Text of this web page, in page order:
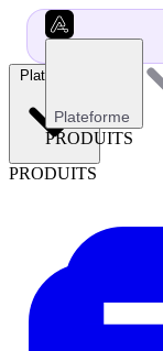
Plateforme
PRODUITS
Plateforme
PRODUITS